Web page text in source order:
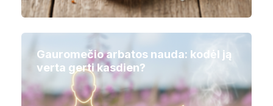
Gauromečio arbatos nauda: kodėl ją
verta gerti kasdien?